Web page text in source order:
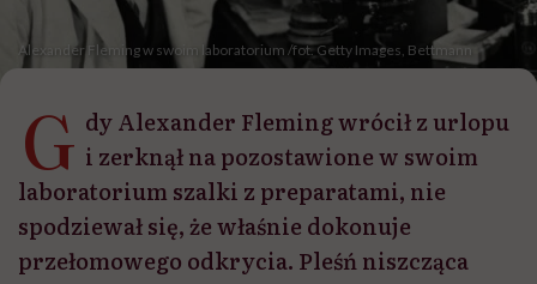
Alexander Fleming w swoim laboratorium /fot. Getty Images, Bettmann
G dy Alexander Fleming wrócił z urlopu
i zerknął na pozostawione w swoim
laboratorium szalki z preparatami, nie
spodziewał się, że właśnie dokonuje
przełomowego odkrycia. Pleśń niszcząca